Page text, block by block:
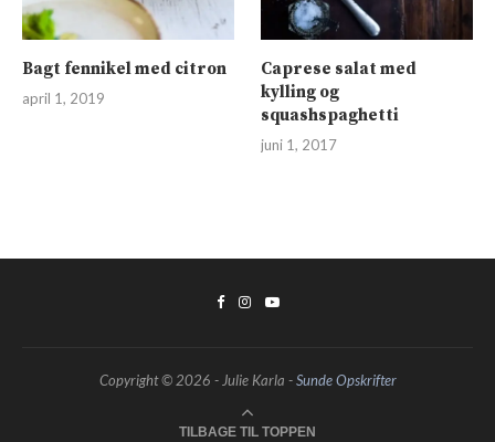
Bagt fennikel med citron
april 1, 2019
Caprese salat med
kylling og
squashspaghetti
juni 1, 2017
Copyright © 2026 - Julie Karla -Sunde Opskrifter
TILBAGE TIL TOPPEN